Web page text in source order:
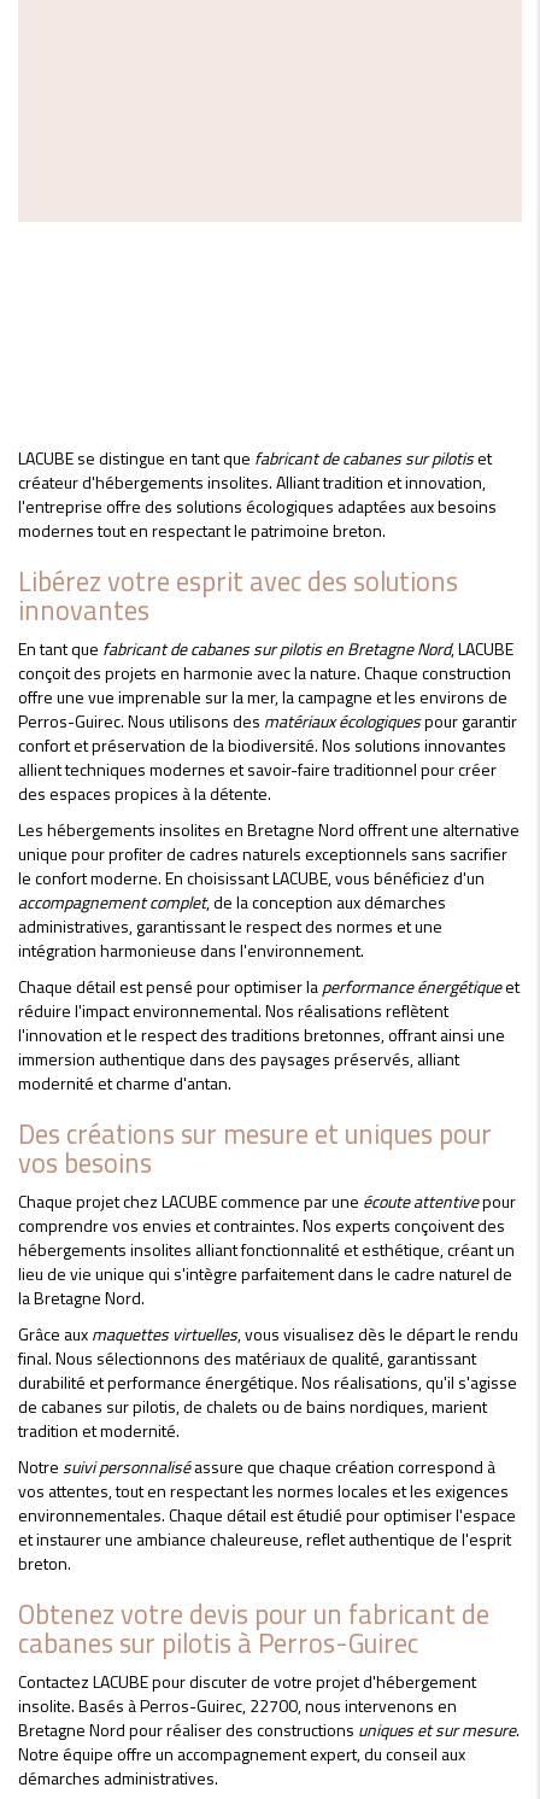
LACUBE se distingue en tant que fabricant de cabanes sur pilotiset
créateur d'hébergements insolites. Alliant tradition et innovation,
l'entreprise offre des solutions écologiques adaptées aux besoins
modernes tout en respectant le patrimoine breton.
Libérez votre esprit avec des solutions
innovantes
En tant que fabricant de cabanes sur pilotis en Bretagne Nord, LACUBE
conçoit des projets en harmonie avec la nature. Chaque construction
offre une vue imprenable sur la mer, la campagne et les environs de
Perros-Guirec. Nous utilisons des matériaux écologiquespour garantir
confort et préservation de la biodiversité. Nos solutions innovantes
allient techniques modernes et savoir-faire traditionnel pour créer
des espaces propices à la détente.
Les hébergements insolites en Bretagne Nord offrent une alternative
unique pour profiter de cadres naturels exceptionnels sans sacrifier
le confort moderne. En choisissant LACUBE, vous bénéficiez d'un
accompagnement complet, de la conception aux démarches
administratives, garantissant le respect des normes et une
intégration harmonieuse dans l'environnement.
Chaque détail est pensé pour optimiser laperformance énergétiqueet
réduire l'impact environnemental. Nos réalisations reflètent
l'innovation et le respect des traditions bretonnes, offrant ainsi une
immersion authentique dans des paysages préservés, alliant
modernité et charme d'antan.
Des créations sur mesure et uniques pour
vos besoins
Chaque projet chez LACUBE commence par une écoute attentivepour
comprendre vos envies et contraintes. Nos experts conçoivent des
hébergements insolites alliant fonctionnalité et esthétique, créant un
lieu de vie unique qui s'intègre parfaitement dans le cadre naturel de
la Bretagne Nord.
Grâce auxmaquettes virtuelles, vous visualisez dès le départ le rendu
final. Nous sélectionnons des matériaux de qualité, garantissant
durabilité et performance énergétique. Nos réalisations, qu'il s'agisse
de cabanes sur pilotis, de chalets ou de bains nordiques, marient
tradition et modernité.
Notre suivi personnaliséassure que chaque création correspond à
vos attentes, tout en respectant les normes locales et les exigences
environnementales. Chaque détail est étudié pour optimiser l'espace
et instaurer une ambiance chaleureuse, reflet authentique de l'esprit
breton.
Obtenez votre devis pour un fabricant de
cabanes sur pilotis à Perros-Guirec
Contactez LACUBE pour discuter de votre projet d'hébergement
insolite. Basés à Perros-Guirec, 22700, nous intervenons en
Bretagne Nord pour réaliser des constructions uniques et sur mesure.
Notre équipe offre un accompagnement expert, du conseil aux
démarches administratives.